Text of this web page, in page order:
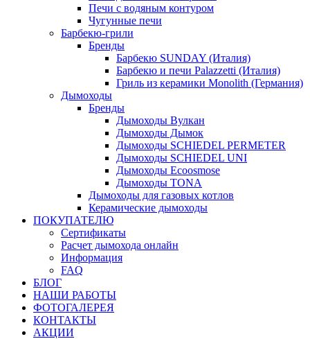
Печи с водяным контуром
Чугунные печи
Барбекю-грили
Бренды
Барбекю SUNDAY (Италия)
Барбекю и печи Palazzetti (Италия)
Гриль из керамики Monolith (Германия)
Дымоходы
Бренды
Дымоходы Вулкан
Дымоходы Дымок
Дымоходы SCHIEDEL PERMETER
Дымоходы SCHIEDEL UNI
Дымоходы Ecoosmose
Дымоходы TONA
Дымоходы для газовых котлов
Керамические дымоходы
ПОКУПАТЕЛЮ
Сертификаты
Расчет дымохода онлайн
Информация
FAQ
БЛОГ
НАШИ РАБОТЫ
ФОТОГАЛЕРЕЯ
КОНТАКТЫ
АКЦИИ